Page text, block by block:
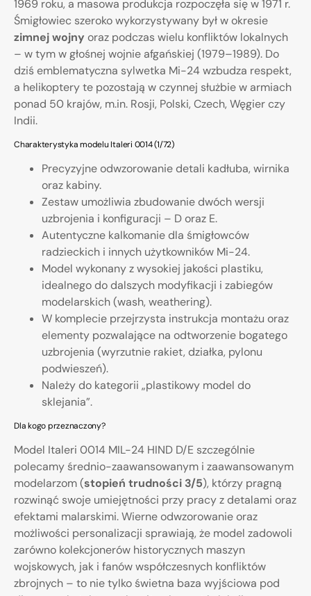
1969 roku, a masowa produkcja rozpoczęła się w 1971 r.
Śmigłowiec szeroko wykorzystywany był w okresie
zimnej wojny oraz podczas wielu konfliktów lokalnych
– w tym w głośnej wojnie afgańskiej (1979–1989). Do
dziś emblematyczna sylwetka Mi-24 wzbudza respekt,
a helikoptery te pozostają w czynnej służbie w armiach
ponad 50 krajów, m.in. Rosji, Polski, Czech, Węgier czy
Indii.
Charakterystyka modelu Italeri 0014 (1/72)
Precyzyjne odwzorowanie detali kadłuba, wirnika
oraz kabiny.
Zestaw umożliwia zbudowanie dwóch wersji
uzbrojenia i konfiguracji – D oraz E.
Autentyczne kalkomanie dla śmigłowców
radzieckich i innych użytkowników Mi-24.
Model wykonany z wysokiej jakości plastiku,
idealnego do dalszych modyfikacji i zabiegów
modelarskich (wash, weathering).
W komplecie przejrzysta instrukcja montażu oraz
elementy pozwalające na odtworzenie bogatego
uzbrojenia (wyrzutnie rakiet, działka, pylonu
podwieszeń).
Należy do kategorii „plastikowy model do
sklejania”.
Dla kogo przeznaczony?
Model Italeri 0014 MIL-24 HIND D/E szczególnie
polecamy średnio-zaawansowanym i zaawansowanym
modelarzom (stopień trudności 3/5), którzy pragną
rozwinąć swoje umiejętności przy pracy z detalami oraz
efektami malarskimi. Wierne odwzorowanie oraz
możliwości personalizacji sprawiają, że model zadowoli
zarówno kolekcjonerów historycznych maszyn
wojskowych, jak i fanów współczesnych konfliktów
zbrojnych – to nie tylko świetna baza wyjściowa pod